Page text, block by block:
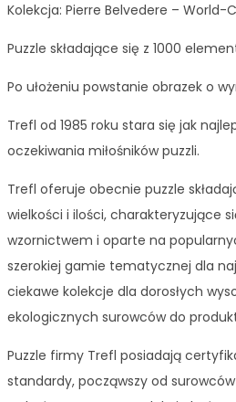
Kolekcja: Pierre Belvedere – World-
Puzzle składające się z 1000
Po ułożeniu powstanie obrazek o
Trefl od 1985 roku stara się jak
oczekiwania miłośników puzzli.
Trefl oferuje obecnie puzzle
wielkości i ilości, charakteryzujące
wzornictwem i oparte na
szerokiej gamie tematycznej dla
ciekawe kolekcje dla dorosłych
ekologicznych surowców do
Puzzle firmy Trefl posiadają
standardy, począwszy od